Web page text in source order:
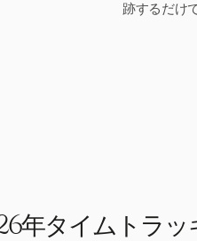
跡するだけ
年タイムトラッ